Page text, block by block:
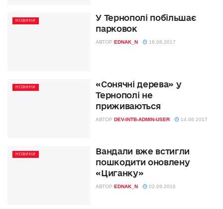
НОВИНИ
У Тернополі побільшає
парковок
АВТОР EDNAK_N 16.08.2017
НОВИНИ
«Сонячні дерева» у
Тернополі не
приживаються
АВТОР DEV-INTB-ADMIN-USER 14.06.2017
НОВИНИ
Вандали вже встигли
пошкодити оновлену
«Циганку»
АВТОР EDNAK_N 02.09.2016